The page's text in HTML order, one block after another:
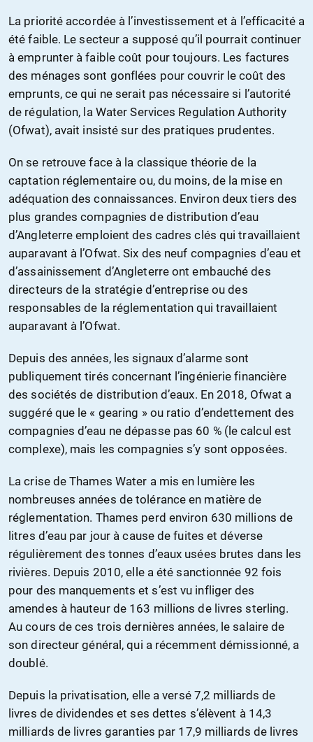
La priorité accordée à l’investissement et à l’efficacité a
été faible. Le secteur a supposé qu’il pourrait continuer
à emprunter à faible coût pour toujours. Les factures
des ménages sont gonflées pour couvrir le coût des
emprunts, ce qui ne serait pas nécessaire si l’autorité
de régulation, la Water Services Regulation Authority
(Ofwat), avait insisté sur des pratiques prudentes.
On se retrouve face à la classique théorie de la
captation réglementaire ou, du moins, de la mise en
adéquation des connaissances. Environ deux tiers des
plus grandes compagnies de distribution d’eau
d’Angleterre emploient des cadres clés qui travaillaient
auparavant à l’Ofwat. Six des neuf compagnies d’eau et
d’assainissement d’Angleterre ont embauché des
directeurs de la stratégie d’entreprise ou des
responsables de la réglementation qui travaillaient
auparavant à l’Ofwat.
Depuis des années, les signaux d’alarme sont
publiquement tirés concernant l’ingénierie financière
des sociétés de distribution d’eaux. En 2018, Ofwat a
suggéré que le « gearing » ou ratio d’endettement des
compagnies d’eau ne dépasse pas 60 % (le calcul est
complexe), mais les compagnies s’y sont opposées.
La crise de Thames Water a mis en lumière les
nombreuses années de tolérance en matière de
réglementation. Thames perd environ 630 millions de
litres d’eau par jour à cause de fuites et déverse
régulièrement des tonnes d’eaux usées brutes dans les
rivières. Depuis 2010, elle a été sanctionnée 92 fois
pour des manquements et s’est vu infliger des
amendes à hauteur de 163 millions de livres sterling.
Au cours de ces trois dernières années, le salaire de
son directeur général, qui a récemment démissionné, a
doublé.
Depuis la privatisation, elle a versé 7,2 milliards de
livres de dividendes et ses dettes s’élèvent à 14,3
milliards de livres garanties par 17,9 milliards de livres